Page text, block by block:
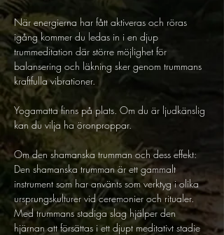
När energierna har fått aktiveras och röras
igång kommer du ledas in i en djup
trummeditation där större möjlighet för
balansering och läkning sker genom trummans
kraftfulla vibrationer.
Yogamatta finns på plats. Om du är ljudkänslig
kan du vilja ha öronproppar.
Om den shamanska trumman och dess effekt:
Den shamanska trumman är ett gammalt
instrument som har använts som verktyg i olika
ursprungskulturer vid ceremonier och ritualer.
Med trummans stadiga slag hjälper den
hjärnan att försättas i ett djupt meditativt stadie